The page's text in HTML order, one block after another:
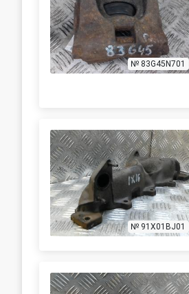
№ 83G45N701
№ 91X01BJ01